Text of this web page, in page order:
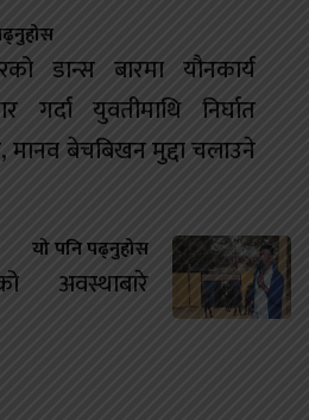
डान्स बारमा यौनकार्य
गर्दा युवतीमाथि निर्घात
मानव बेचबिखन मुद्दा चलाउने
यो पनि पढ्नुहोस
अवस्थाबारे